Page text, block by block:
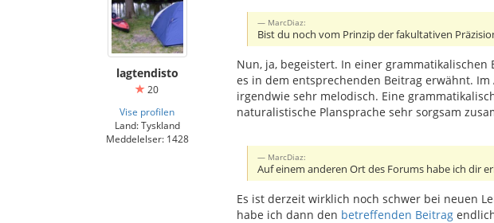
lagtendisto
20
Vise profilen
Land: Tyskland
Meddelelser: 1428
MarcDiaz:
Bist du noch vom Prinzip der fakultativen
Nun, ja, begeistert. In einer
es in dem entsprechenden Beitrag erwähnt.
irgendwie sehr melodisch. Eine
naturalistische Plansprache sehr sorgsam
MarcDiaz:
Auf einem anderen Ort des Forums habe ich dir
Es ist derzeit wirklich noch schwer bei neuen
habe ich dann den betreffenden Beitrag